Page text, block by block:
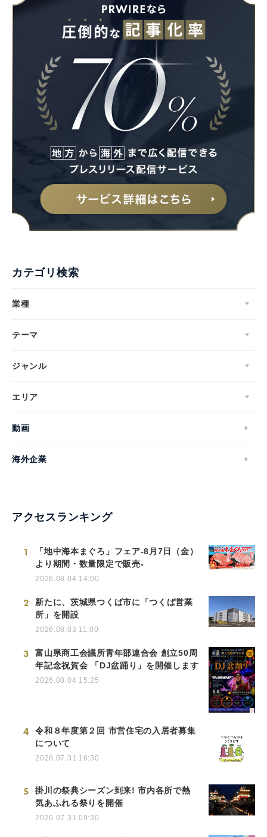
カテゴリ検索
業種
テーマ
ジャンル
エリア
動画
海外企業
アクセスランキング
1
「地中海本まぐろ」フェア-8月7日（金）
より期間・数量限定で販売-
2026.08.04 14:00
2
新たに、茨城県つくば市に「つくば営業
所」を開設
2026.08.03 11:00
3
富山県商工会議所青年部連合会 創立50周
年記念祝賀会 「DJ盆踊り」を開催します
2026.08.04 15:25
4
令和８年度第２回 市営住宅の入居者募集
について
2026.07.31 16:30
5
掛川の祭典シーズン到来! 市内各所で熱
気あふれる祭りを開催
2026.07.31 09:30
Japanese
English